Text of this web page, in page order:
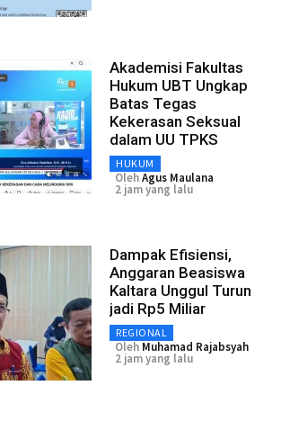
Akademisi Fakultas
Hukum UBT Ungkap
Batas Tegas
Kekerasan Seksual
dalam UU TPKS
HUKUM
OlehAgus Maulana
2 jam yang lalu
Dampak Efisiensi,
Anggaran Beasiswa
Kaltara Unggul Turun
jadi Rp5 Miliar
REGIONAL
Oleh Muhamad Rajabsyah
2 jam yang lalu